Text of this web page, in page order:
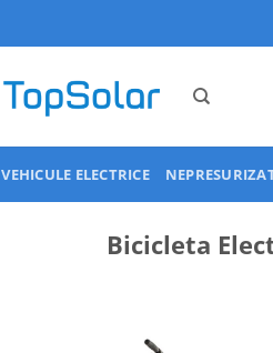
VEHICULE ELECTRICE
Bicicleta